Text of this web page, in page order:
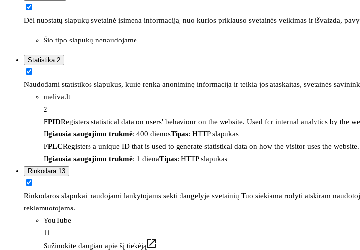
Dėl nuostatų slapukų svetainė įsimena informaciją, nuo kurios priklauso svetainės veikimas ir išvaizda,
Šio tipo slapukų nenaudojame
Statistika 2
Naudodami statistikos slapukus, kurie renka anoniminę informacija ir teikia jos ataskaitas, svetainės
meliva.lt
2
FPIDRegisters statistical data on users' behaviour on the website. Used for internal analytics by the
Ilgiausia saugojimo trukmė: 400 dienosTipas: HTTP slapukas
FPLCRegisters a unique ID that is used to generate statistical data on how the visitor uses the website.
Ilgiausia saugojimo trukmė: 1 dienaTipas: HTTP slapukas
Rinkodara 13
Rinkodaros slapukai naudojami lankytojams sekti daugelyje svetainių Tuo siekiama rodyti atskiram
reklamuotojams.
YouTube
11
Sužinokite daugiau apie šį tiekėją